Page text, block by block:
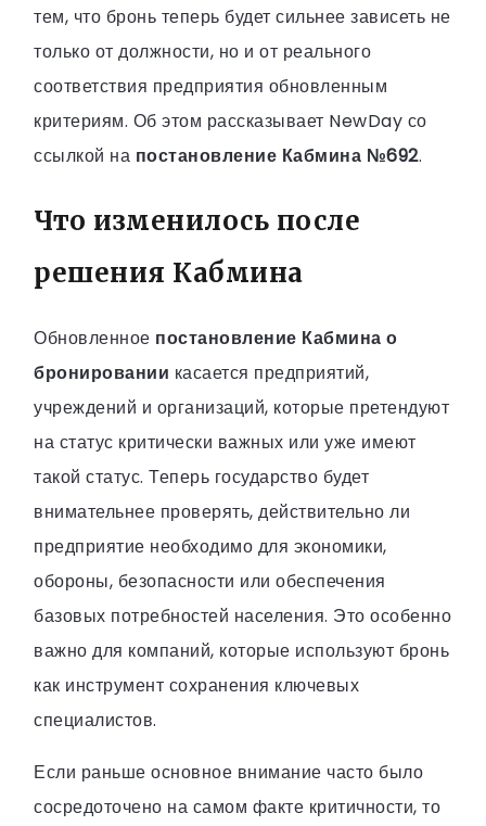
тем, что бронь теперь будет сильнее зависеть не
только от должности, но и от реального
соответствия предприятия обновленным
критериям. Об этом рассказывает NewDay со
ссылкой на постановление Кабмина №692.
Что изменилось после
решения Кабмина
Обновленное постановление Кабмина о
бронировании касается предприятий,
учреждений и организаций, которые претендуют
на статус критически важных или уже имеют
такой статус. Теперь государство будет
внимательнее проверять, действительно ли
предприятие необходимо для экономики,
обороны, безопасности или обеспечения
базовых потребностей населения. Это особенно
важно для компаний, которые используют бронь
как инструмент сохранения ключевых
специалистов.
Если раньше основное внимание часто было
сосредоточено на самом факте критичности, то